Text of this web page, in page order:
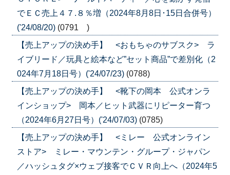
でＥＣ売上４７.８％増（2024年8月8日･15日合併号）
('24/08/20) (0791 )
【売上アップの決め手】 <おもちゃのサブスク> ラ
イブリード／玩具と絵本など”セット商品”で差別化（2
024年7月18日号）('24/07/23) (0788)
【売上アップの決め手】 <靴下の岡本 公式オンラ
インショップ> 岡本／ヒット武器にリピーター育つ
（2024年6月27日号）('24/07/03) (0785)
【売上アップの決め手】 <ミレー 公式オンライン
ストア> ミレー・マウンテン・グループ・ジャパン
／ハッシュタグ×ウェブ接客でＣＶＲ向上へ（2024年5